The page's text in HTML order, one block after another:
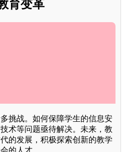
育变革
挑战。如何保障学生的信息安
术等问题亟待解决。未来，教
的发展，积极探索创新的教学
的人才。